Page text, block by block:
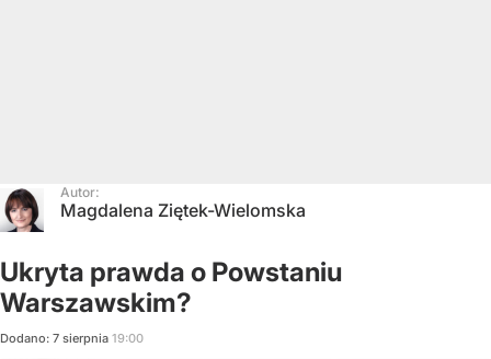
Autor:
Magdalena Ziętek-Wielomska
Ukryta prawda o Powstaniu
Warszawskim?
Dodano: 7 sierpnia 19:00